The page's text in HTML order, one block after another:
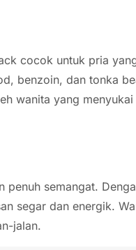
cocok untuk pria
benzoin, dan tonka
wanita yang
semangat.
segar dan energik.
jalan.